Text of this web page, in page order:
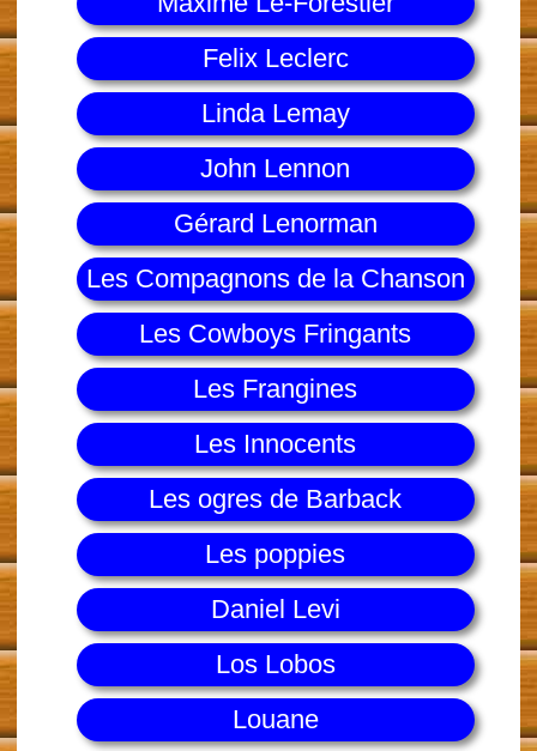
Felix Leclerc
Linda Lemay
John Lennon
Gérard Lenorman
Les Compagnons de la Chanson
Les Cowboys Fringants
Les Frangines
Les Innocents
Les ogres de Barback
Les poppies
Daniel Levi
Los Lobos
Louane